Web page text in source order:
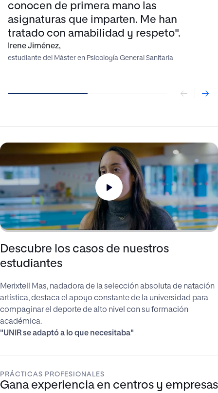
conocen de primera mano las
asignaturas que imparten. Me han
tratado con amabilidad y respeto".
Irene Jiménez,
estudiante del Máster en Psicología General Sanitaria
Descubre los casos de nuestros
estudiantes
Merixtell Mas, nadadora de la selección absoluta de natación
artística, destaca el apoyo constante de la universidad para
compaginar el deporte de alto nivel con su formación
académica.
"UNIR se adaptó a lo que necesitaba"
PRÁCTICAS PROFESIONALES
Gana experiencia en centros y empresas